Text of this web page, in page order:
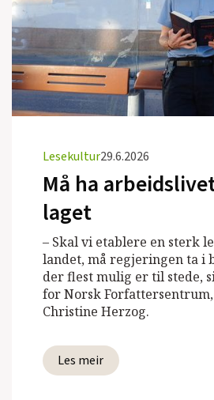
Lesekultur29.6.2026
Må ha
laget
– Skal vi etablere en sterk
landet, må regjeringen ta i
der flest mulig er til stede,
for Norsk
Christine Herzog.
Les meir